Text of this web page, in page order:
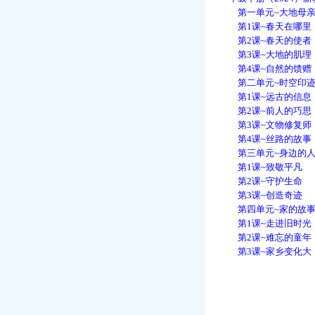
第一单元~大地母亲
第1课~春天在哪里
第2课~春天的使者
第3课~大地的肌理
第4课~自然的馈赠
第二单元~时空印迹
第1课~远古的信息
第2课~前人的巧思
第3课~文物修复师
第4课~丝路的故事
第三单元~身边的人
第1课~致敬平凡
第2课~守护生命
第3课~创造奇迹
第四单元~家的故事
第1课~走进旧时光
第2课~难忘的童年
第3课~家乡变化大